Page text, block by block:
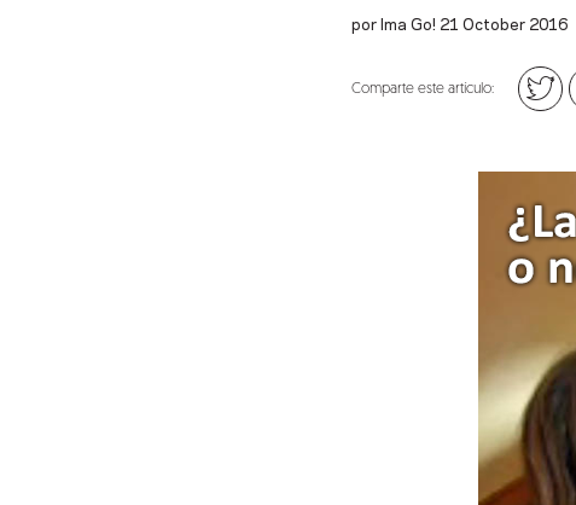
por Ima Go! 21 October 2016
Comparte este artículo: